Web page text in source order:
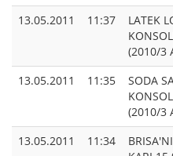
13.05.2011
11:37
LATEK
(2010/3
13.05.2011
11:35
SODA
(2010/3
13.05.2011
11:34